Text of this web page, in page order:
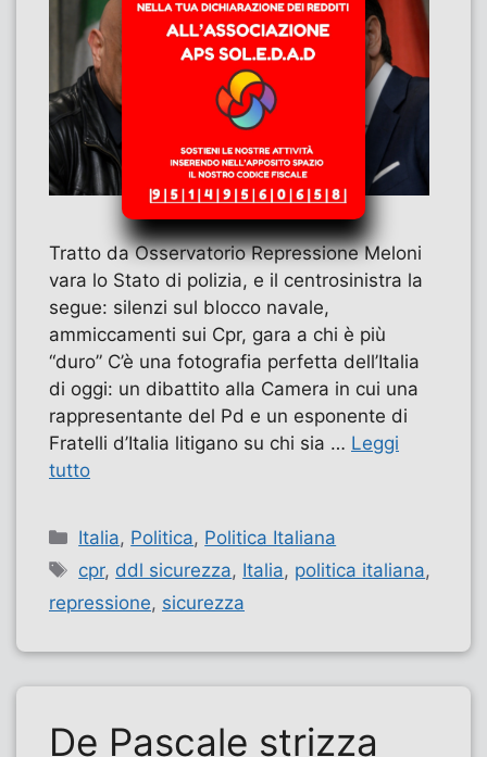
Tratto da Osservatorio Repressione Meloni
vara lo Stato di polizia, e il centrosinistra la
segue: silenzi sul blocco navale,
ammiccamenti sui Cpr, gara a chi è più
“duro” C’è una fotografia perfetta dell’Italia
di oggi: un dibattito alla Camera in cui una
rappresentante del Pd e un esponente di
Fratelli d’Italia litigano su chi sia … Leggi
tutto
Categorie
Italia, Politica, Politica Italiana
Tag
cpr, ddl sicurezza, Italia, politica italiana,
repressione, sicurezza
De Pascale strizza